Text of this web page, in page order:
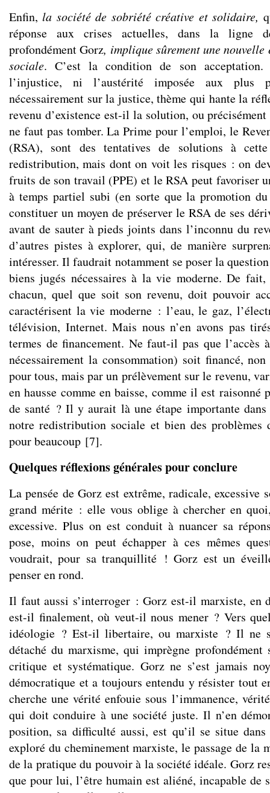
Enfin,la société de sobriété créative et solidaire,
réponse aux crises actuelles, dans la ligne
profondément Gorz, implique sûrement une
sociale. C’est la condition de son
l’injustice, ni l’austérité imposée aux plus
nécessairement sur la justice, thème qui hante la
revenu d’existence est-il la solution, ou
ne faut pas tomber. La Prime pour l’emploi, le
(RSA), sont des tentatives de solutions à
redistribution, mais dont on voit les risques : on
fruits de son travail (PPE) et le RSA peut favoriser
à temps partiel subi (en sorte que la promotion
constituer un moyen de préserver le RSA de ses
avant de sauter à pieds joints dans l’inconnu du
d’autres pistes à explorer, qui, de manière
intéresser. Il faudrait notamment se poser la
biens jugés nécessaires à la vie moderne. De fait,
chacun, quel que soit son revenu, doit pouvoir
caractérisent la vie moderne : l’eau, le gaz,
télévision, Internet. Mais nous n’en avons pas
termes de financement. Ne faut-il pas que l’accès
nécessairement la consommation) soit financé,
pour tous, mais par un prélèvement sur le revenu,
en hausse comme en baisse, comme il est raisonné
de santé ? Il y aurait là une étape importante
notre redistribution sociale et bien des problèmes
pour beaucoup [7].
Quelques réflexions générales pour conclure
La pensée de Gorz est extrême, radicale, excessive
grand mérite : elle vous oblige à chercher en
excessive. Plus on est conduit à nuancer sa
pose, moins on peut échapper à ces mêmes
voudrait, pour sa tranquillité ! Gorz est un
penser en rond.
Il faut aussi s’interroger : Gorz est-il marxiste, en
est-il finalement, où veut-il nous mener ? Vers
idéologie ? Est-il libertaire, ou marxiste ? Il ne
détaché du marxisme, qui imprègne profondément
critique et systématique. Gorz ne s’est jamais
démocratique et a toujours entendu y résister tout
cherche une vérité enfouie sous l’immanence,
qui doit conduire à une société juste. Il n’en
position, sa difficulté aussi, est qu’il se situe
exploré du cheminement marxiste, le passage de la
de la pratique du pouvoir à la société idéale. Gorz
que pour lui, l’être humain est aliéné, incapable de